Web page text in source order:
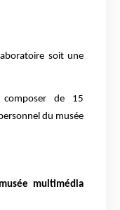
soit une
de 15
du musée
multimédia